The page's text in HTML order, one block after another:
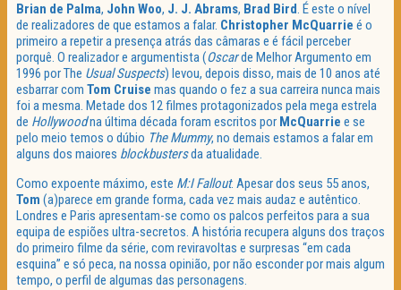
Brian de Palma, John Woo, J. J. Abrams, Brad Bird. É este o nível
de realizadores de que estamos a falar. Christopher McQuarrie é o
primeiro a repetir a presença atrás das câmaras e é fácil perceber
porquê. O realizador e argumentista (Oscarde Melhor Argumento em
1996 por The Usual Suspects) levou, depois disso, mais de 10 anos até
esbarrar com Tom Cruise mas quando o fez a sua carreira nunca mais
foi a mesma. Metade dos 12 filmes protagonizados pela mega estrela
de Hollywoodna última década foram escritos por McQuarrie e se
pelo meio temos o dúbio The Mummy, no demais estamos a falar em
alguns dos maiores blockbustersda atualidade.
Como expoente máximo, este M:I Fallout. Apesar dos seus 55 anos,
Tom (a)parece em grande forma, cada vez mais audaz e autêntico.
Londres e Paris apresentam-se como os palcos perfeitos para a sua
equipa de espiões ultra-secretos. A história recupera alguns dos traços
do primeiro filme da série, com reviravoltas e surpresas “em cada
esquina” e só peca, na nossa opinião, por não esconder por mais algum
tempo, o perfil de algumas das personagens.